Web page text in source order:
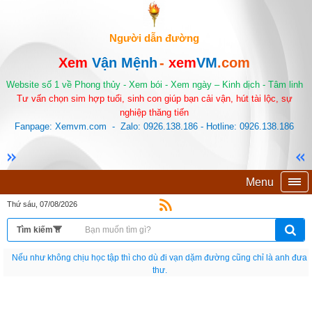
Người dẫn đường
Xem Vận Mệnh- xemVM.com
Website số 1 về Phong thủy - Xem bói - Xem ngày – Kinh dịch - Tâm linh
Tư vấn chọn sim hợp tuổi, sinh con giúp bạn cải vận, hút tài lộc, sự
nghiệp thăng tiến
Fanpage: Xemvm.com - Zalo: 0926.138.186 - Hotline: 0926.138.186
Menu
Thứ sáu, 07/08/2026
Nếu như không chịu học tập thì cho dù đi vạn dặm đường cũng chỉ là anh đưa
thư.